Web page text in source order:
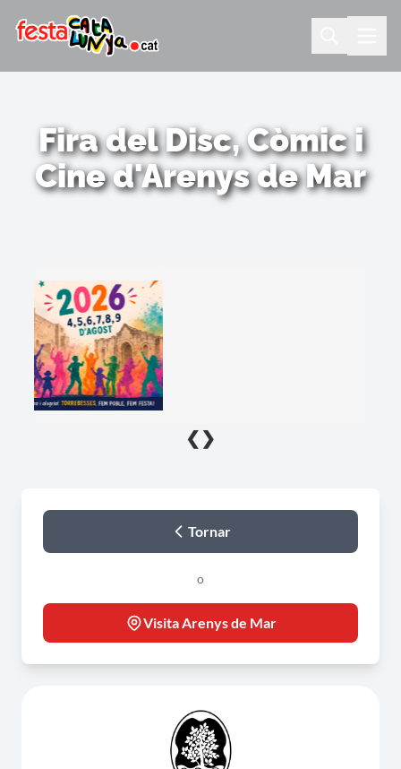
Fira del Disc, Còmic i
Cine d'Arenys de Mar
❮ ❯
Tornar
o
Visita Arenys de Mar